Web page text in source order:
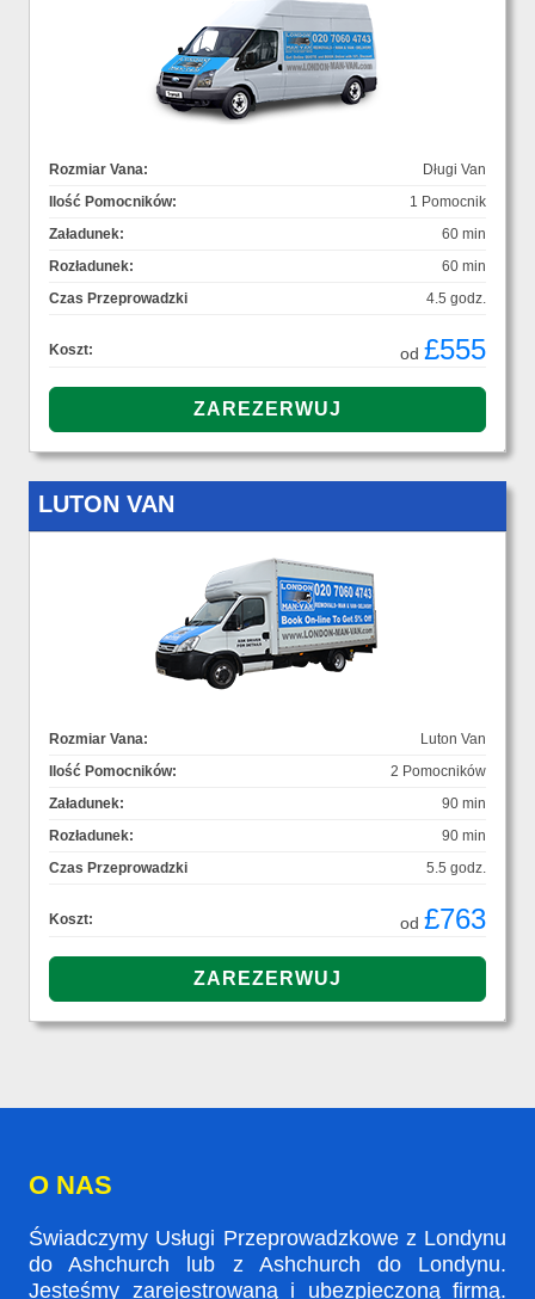
Rozmiar Vana:
Długi Van
Ilość Pomocników:
1 Pomocnik
Załadunek:
60 min
Rozładunek:
60 min
Czas Przeprowadzki
4.5 godz.
Koszt: od £555
LUTON VAN
Rozmiar Vana:
Luton Van
Ilość Pomocników:
2 Pomocników
Załadunek:
90 min
Rozładunek:
90 min
Czas Przeprowadzki
5.5 godz.
Koszt: od £763
O NAS
Świadczymy Usługi Przeprowadzkowe z Londynu
do Ashchurch lub z Ashchurch do Londynu.
Jesteśmy zarejestrowaną i ubezpieczoną firmą.